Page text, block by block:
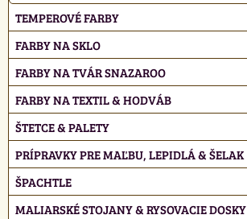
TEMPEROVÉ FARBY
FARBY NA SKLO
FARBY NA TVÁR SNAZAROO
FARBY NA TEXTIL & HODVÁB
ŠTETCE & PALETY
PRÍPRAVKY PRE MAĽBU, LEPIDLÁ & ŠELAK
ŠPACHTLE
MALIARSKÉ STOJANY & RYSOVACIE DOSKY